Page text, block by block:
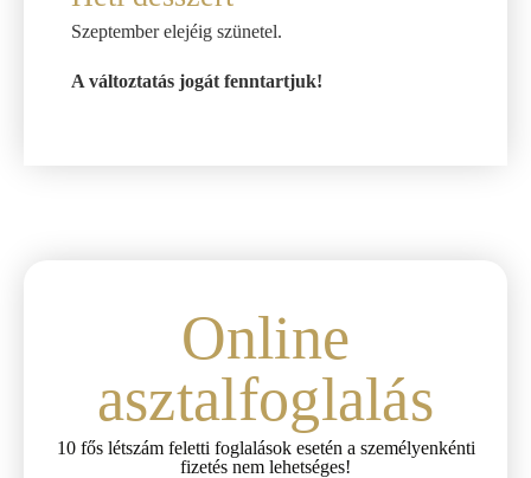
Szeptember elejéig szünetel.
A változtatás jogát fenntartjuk!
Online
asztalfoglalás
10 fős létszám feletti foglalások esetén a személyenkénti
fizetés nem lehetséges!